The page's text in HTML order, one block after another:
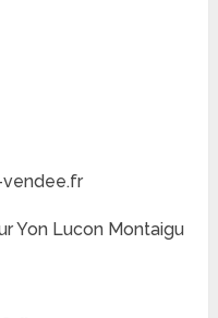
vendee.fr
Yon Lucon Montaigu